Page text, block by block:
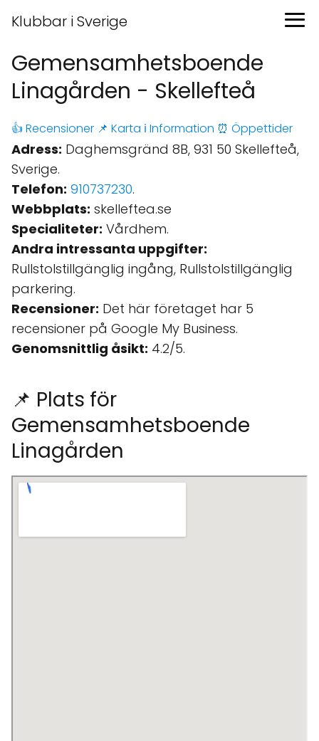
Klubbar i Sverige
Gemensamhetsboende
Linagården - Skellefteå
👍 Recensioner 📌 Karta ℹ️ Information ⏰ Öppettider
Adress: Daghemsgränd 8B, 931 50 Skellefteå,
Sverige.
Telefon: 910737230.
Webbplats: skelleftea.se
Specialiteter: Vårdhem.
Andra intressanta uppgifter:
Rullstolstillgänglig ingång, Rullstolstillgänglig
parkering.
Recensioner: Det här företaget har 5
recensioner på Google My Business.
Genomsnittlig åsikt: 4.2/5.
📌 Plats för
Gemensamhetsboende
Linagården